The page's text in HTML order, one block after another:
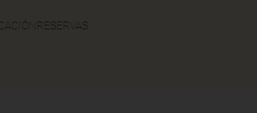
RESERVAS